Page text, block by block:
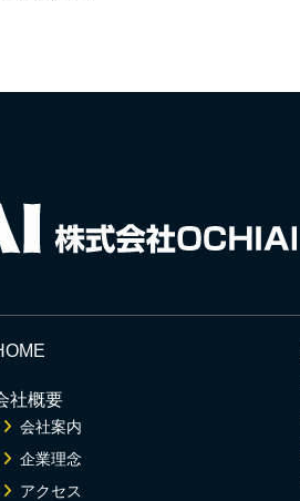
社概要
会社案内
企業理念
アクセス